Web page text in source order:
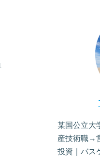
某国公立大
産技術職→
投資｜バス